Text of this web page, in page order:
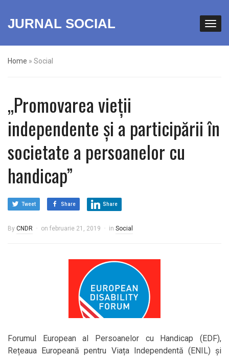
JURNAL SOCIAL
Home » Social
„Promovarea vieții
independente și a participării în
societate a persoanelor cu
handicap”
Tweet Share Share
By CNDR on februarie 21, 2019 in Social
Forumul European al Persoanelor cu Handicap (EDF),
Rețeaua Europeană pentru Viața Independentă (ENIL) și